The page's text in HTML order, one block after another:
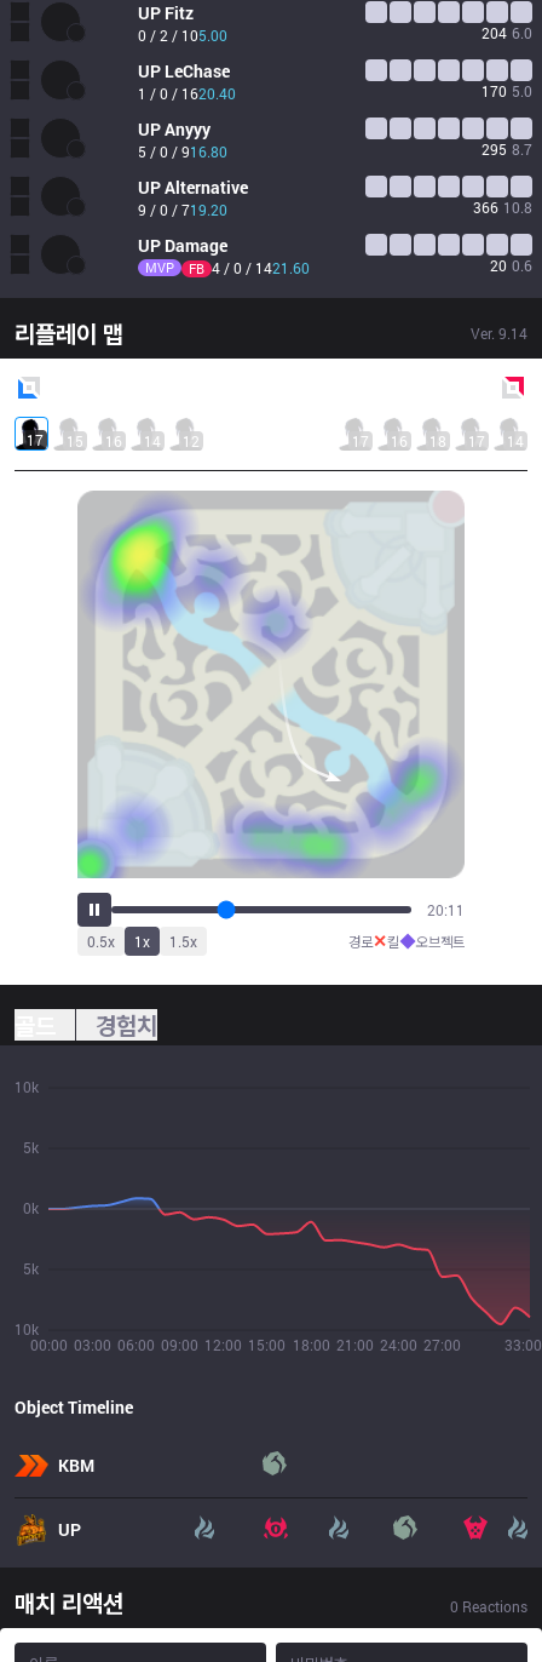
UP Fitz
0 / 2 / 105.00 204 6.0
UP LeChase
1 / 0 / 1620.40 170 5.0
UPAnyyy
5 / 0 / 916.80 295 8.7
UPAlternative
9 / 0 / 719.20 366 10.8
UP Damage
MVP FB 4 / 0 / 1421.60 20 0.6
리플레이 맵 Ver. 9.14
17 15 16 14 12 17 16 18 17 14
21:21
0.5x 1x 1.5x 경로✕킬◆오브젝트
경험치
00:00 03:00 06:00 09:00 12:00 15:00 18:00 21:00 24:00 27:00 33:00
10k
5k
0k
5k
10k
Object Timeline
KBM
UP
매치 리액션 0 Reactions